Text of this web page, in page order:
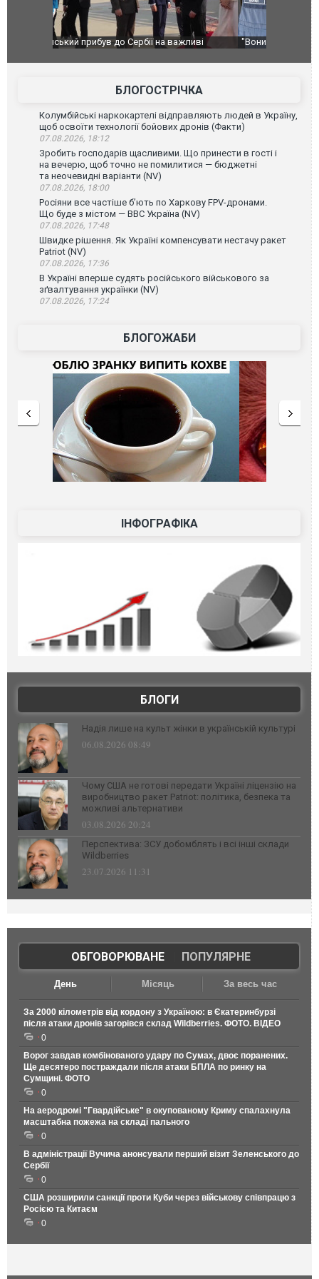
"Вони воюють, самі хочуть воювати, бо дурні": у
зневажливих слів про українських захисників.
В
порт: над
ВІДЕО
БЛОГОСТРІЧКА
Колумбійські наркокартелі відправляють людей в Україну,
щоб освоїти технології бойових дронів (Факти)
07.08.2026, 18:12
Зробить господарів щасливими. Що принести в гості і
на вечерю, щоб точно не помилитися — бюджетні
та неочевидні варіанти (NV)
07.08.2026, 18:00
Росіяни все частіше бʼють по Харкову FPV-дронами.
Що буде з містом — ВВС Україна (NV)
07.08.2026, 17:48
Швидке рішення. Як Україні компенсувати нестачу ракет
Patriot (NV)
07.08.2026, 17:36
В Україні вперше судять російського військового за
зґвалтування українки (NV)
07.08.2026, 17:24
БЛОГОЖАБИ
ІНФОГРАФІКА
БЛОГИ
Надія лише на культ жінки в українській культурі
06.08.2026 08:49
Чому США не готові передати Україні ліцензію на
виробництво ракет Patriot: політика, безпека та
можливі альтернативи
03.08.2026 20:24
Перспектива: ЗСУ добомблять і всі інші склади
Wildberries
23.07.2026 11:31
ОБГОВОРЮВАНЕ| ПОПУЛЯРНЕ
День Місяць За весь час
За 2000 кілометрів від кордону з Україною: в Єкатеринбурзі
після атаки дронів загорівся склад Wildberries. ФОТО. ВІДЕО
0
Ворог завдав комбінованого удару по Сумах, двоє поранених.
Ще десятеро постраждали після атаки БПЛА по ринку на
Сумщині. ФОТО
0
На аеродромі "Гвардійське" в окупованому Криму спалахнула
масштабна пожежа на складі пального
0
В адміністрації Вучича анонсували перший візит Зеленського до
Сербії
0
США розширили санкції проти Куби через військову співпрацю з
Росією та Китаєм
0